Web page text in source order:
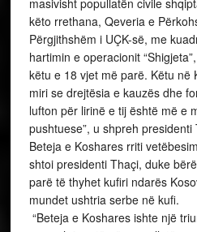
lehtë edhe ndihmat humanitare
zhvendosur brenda Kosovës.
se rruga e furnizimit me
Kosovës ishte i mundshme
presidenti Thaçi.
Presidenti theksoi se
të studiuar mirë kishte edhe
ekspertët e NATO-s për të
forcave serbe në territorin e
“Operacioni ‘Shigjeta’ tregoi se
Kosovës ishte pjekur për të
luftës frontale me forcat serbe”,
Për luftën e zhvilluar në